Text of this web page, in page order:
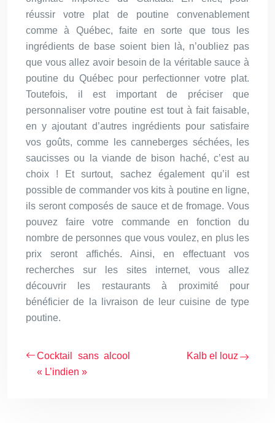
réussir votre plat de poutine convenablement
comme à Québec, faite en sorte que tous les
ingrédients de base soient bien là, n’oubliez pas
que vous allez avoir besoin de la véritable sauce à
poutine du Québec pour perfectionner votre plat.
Toutefois, il est important de préciser que
personnaliser votre poutine est tout à fait faisable,
en y ajoutant d’autres ingrédients pour satisfaire
vos goûts, comme les canneberges séchées, les
saucisses ou la viande de bison haché, c’est au
choix ! Et surtout, sachez également qu’il est
possible de commander vos kits à poutine en ligne,
ils seront composés de sauce et de fromage. Vous
pouvez faire votre commande en fonction du
nombre de personnes que vous voulez, en plus les
prix seront affichés. Ainsi, en effectuant vos
recherches sur les sites internet, vous allez
découvrir les restaurants à proximité pour
bénéficier de la livraison de leur cuisine de type
poutine.
Cocktail sans alcool
« L’indien »
Kalb el louz